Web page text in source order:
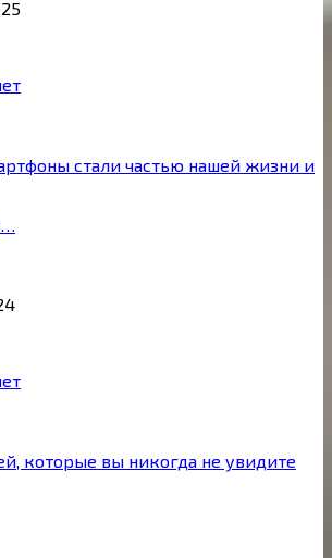
стали частью нашей жизни и
которые вы никогда не увидите